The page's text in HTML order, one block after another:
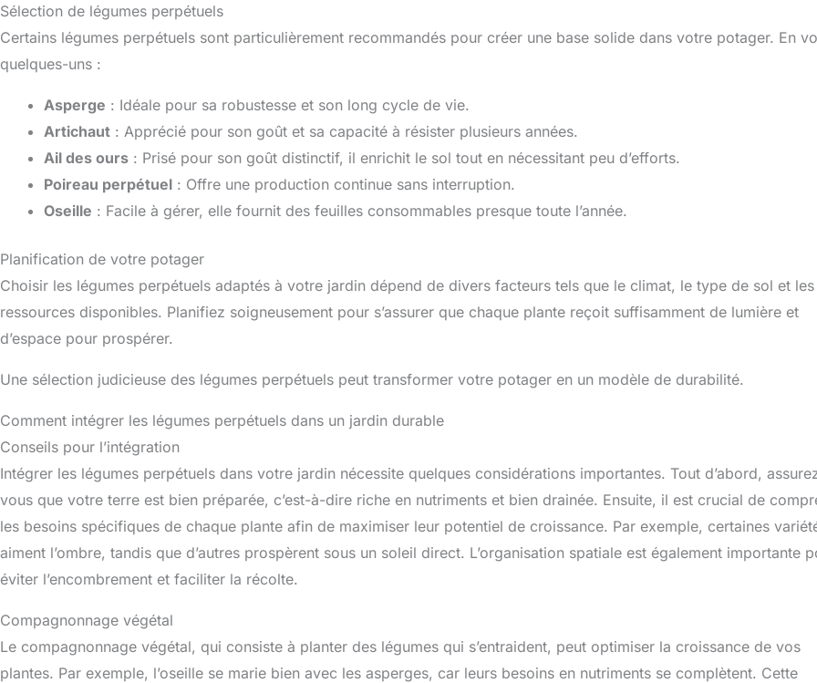
Sélection de légumes perpétuels
Certains légumes perpétuels sont particulièrement recommandés pour créer une base solide dans votre potager. En
quelques-uns :
Asperge : Idéale pour sa robustesse et son long cycle de vie.
Artichaut : Apprécié pour son goût et sa capacité à résister plusieurs années.
Ail des ours : Prisé pour son goût distinctif, il enrichit le sol tout en nécessitant peu d’efforts.
Poireau perpétuel : Offre une production continue sans interruption.
Oseille : Facile à gérer, elle fournit des feuilles consommables presque toute l’année.
Planification de votre potager
Choisir les légumes perpétuels adaptés à votre jardin dépend de divers facteurs tels que le climat, le type de sol et les
ressources disponibles. Planifiez soigneusement pour s’assurer que chaque plante reçoit suffisamment de lumière et
d’espace pour prospérer.
Une sélection judicieuse des légumes perpétuels peut transformer votre potager en un modèle de durabilité.
Comment intégrer les légumes perpétuels dans un jardin durable
Conseils pour l’intégration
Intégrer les légumes perpétuels dans votre jardin nécessite quelques considérations importantes. Tout d’abord,
vous que votre terre est bien préparée, c’est-à-dire riche en nutriments et bien drainée. Ensuite, il est crucial de
les besoins spécifiques de chaque plante afin de maximiser leur potentiel de croissance. Par exemple, certaines
aiment l’ombre, tandis que d’autres prospèrent sous un soleil direct. L’organisation spatiale est également importante
éviter l’encombrement et faciliter la récolte.
Compagnonnage végétal
Le compagnonnage végétal, qui consiste à planter des légumes qui s’entraident, peut optimiser la croissance de vos
plantes. Par exemple, l’oseille se marie bien avec les asperges, car leurs besoins en nutriments se complètent. Cette